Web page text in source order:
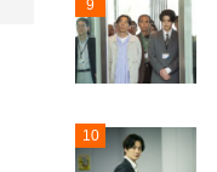
9
10